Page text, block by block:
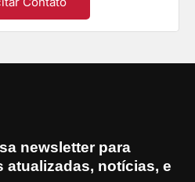
newsletter para
atualizadas, notícias, e